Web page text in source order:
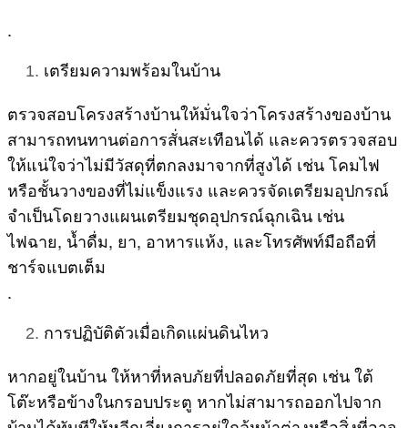
.
เตรียมความพร้อมในบ้าน
ตรวจสอบโครงสร้างบ้านให้มั่นใจว่าโครงสร้างของบ้าน
สามารถทนทานต่อการสั่นสะเทือนได้ และควรตรวจสอบ
ให้แน่ใจว่าไม่มีวัสดุที่ตกลงมาจากที่สูงได้ เช่น โคมไฟ
หรือชั้นวางของที่ไม่แข็งแรง และควรจัดเตรียมอุปกรณ์
จำเป็นโดยวางแผนเตรียมชุดอุปกรณ์ฉุกเฉิน เช่น
ไฟฉาย, น้ำดื่ม, ยา, อาหารแห้ง, และโทรศัพท์มือถือที่
ชาร์จแบตเต็ม
.
การปฏิบัติตัวเมื่อเกิดแผ่นดินไหว
หากอยู่ในบ้าน ให้หาที่หลบภัยที่ปลอดภัยที่สุด เช่น ใต้
โต๊ะหรือข้างในกรอบประตู หากไม่สามารถออกไปจาก